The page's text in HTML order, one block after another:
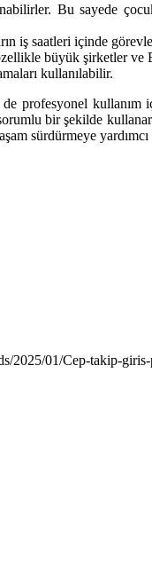
Bu sayede
iş saatleri içinde
büyük şirketler
kullanılabilir.
profesyonel
bir şekilde
sürdürmeye yardımcı
2025/01/Cep-takip-